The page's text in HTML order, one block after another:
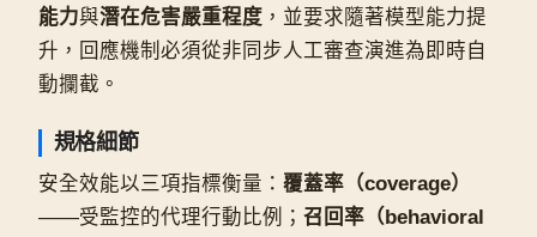
能力與潛在危害嚴重程度 ，並要求隨著模型能力提
升，回應機制必須從非同步人工審查演進為即時自
動攔截。
規格細節
安全效能以三項指標衡量： 覆蓋率（coverage）
——受監控的代理行動比例； 召回率（behavioral